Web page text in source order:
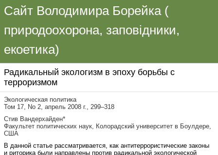
Сайт Володимира Борейка (
природоохорона, заповідники,
екоетика)
Радикальный экологизм в эпоху борьбы с
терроризмом
Экологическая политика
Том 17, No 2, апрель 2008 г., 299–318
Стив Вандерхайден*
Факультет политических наук, Колорадский университет в Боулдере,
США
В данной статье рассматривается, как антитеррористические законы
и риторика были направлены против радикальной экологической